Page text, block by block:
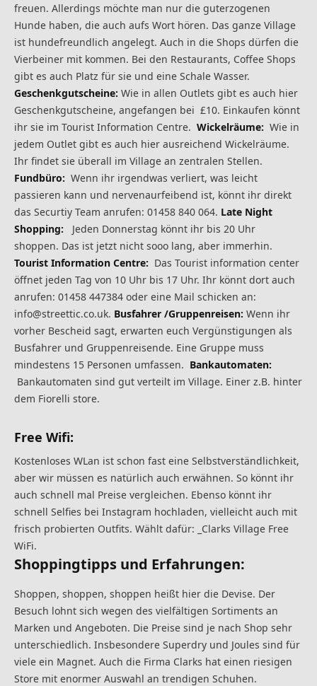
freuen. Allerdings möchte man nur die guterzogenen
Hunde haben, die auch aufs Wort hören. Das ganze Village
ist hundefreundlich angelegt. Auch in die Shops dürfen die
Vierbeiner mit kommen. Bei den Restaurants, Coffee Shops
gibt es auch Platz für sie und eine Schale Wasser.
Geschenkgutscheine: Wie in allen Outlets gibt es auch hier
Geschenkgutscheine, angefangen bei £10. Einkaufen könnt
ihr sie im Tourist Information Centre. Wickelräume: Wie in
jedem Outlet gibt es auch hier ausreichend Wickelräume.
Ihr findet sie überall im Village an zentralen Stellen.
Fundbüro: Wenn ihr irgendwas verliert, was leicht
passieren kann und nervenaurfeibend ist, könnt ihr direkt
das Securtiy Team anrufen: 01458 840 064. Late Night
Shopping: Jeden Donnerstag könnt ihr bis 20 Uhr
shoppen. Das ist jetzt nicht sooo lang, aber immerhin.
Tourist Information Centre: Das Tourist information center
öffnet jeden Tag von 10 Uhr bis 17 Uhr. Ihr könnt dort auch
anrufen: 01458 447384 oder eine Mail schicken an:
info@streettic.co.uk. Busfahrer /Gruppenreisen: Wenn ihr
vorher Bescheid sagt, erwarten euch Vergünstigungen als
Busfahrer und Gruppenreisende. Eine Gruppe muss
mindestens 15 Personen umfassen. Bankautomaten:
Bankautomaten sind gut verteilt im Village. Einer z.B. hinter
dem Fiorelli store.
Free Wifi:
Kostenloses WLan ist schon fast eine Selbstverständlichkeit,
aber wir müssen es natürlich auch erwähnen. So könnt ihr
auch schnell mal Preise vergleichen. Ebenso könnt ihr
schnell Selfies bei Instagram hochladen, vielleicht auch mit
frisch probierten Outfits. Wählt dafür: _Clarks Village Free
WiFi.
Shoppingtipps und Erfahrungen:
Shoppen, shoppen, shoppen heißt hier die Devise. Der
Besuch lohnt sich wegen des vielfältigen Sortiments an
Marken und Angeboten. Die Preise sind je nach Shop sehr
unterschiedlich. Insbesondere Superdry und Joules sind für
viele ein Magnet. Auch die Firma Clarks hat einen riesigen
Store mit enormer Auswahl an trendigen Schuhen.